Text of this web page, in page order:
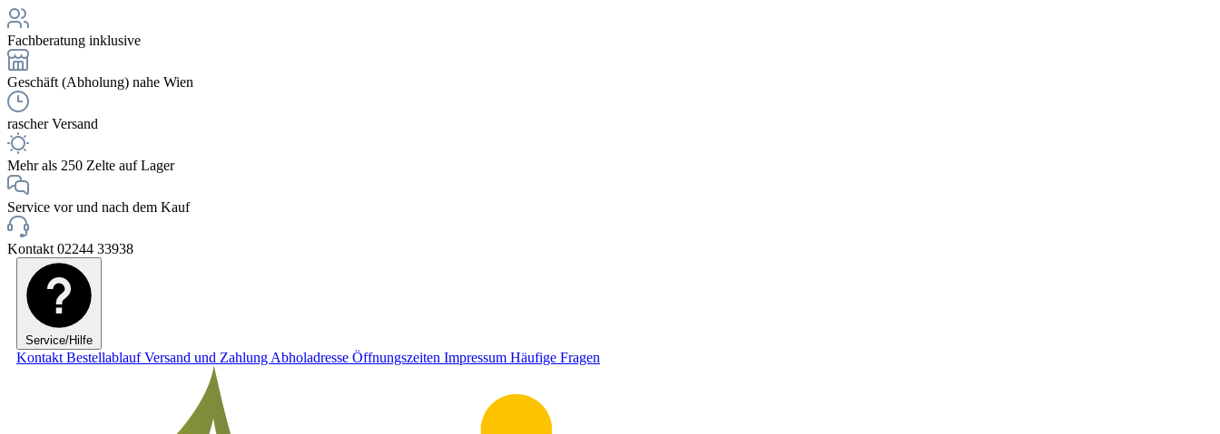
Fachberatung inklusive
Geschäft (Abholung) nahe Wien
rascher Versand
Mehr als 250 Zelte auf Lager
Service vor und nach dem Kauf
Kontakt 02244 33938
Service/Hilfe
Kontakt BestellablaufVersand und Zahlung Abholadresse Öffnungszeiten Impressum Häufige Fragen